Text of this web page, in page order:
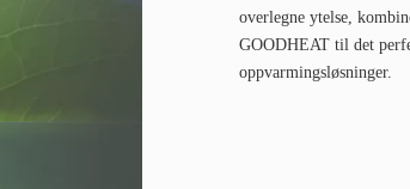
overlegne ytelse,
GOODHEAT til det
oppvarmingsløsninger.